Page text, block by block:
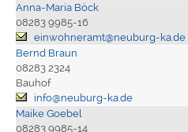
Anna-Maria Böck
08283 9985-16
einwohneramt@neuburg-ka.de
Bernd Braun
08283 2324
Bauhof
info@neuburg-ka.de
Maike Goebel
08283 9985-14